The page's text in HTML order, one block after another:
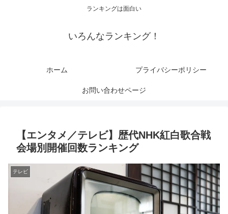
ランキングは面白い
いろんなランキング！
ホーム プライバシーポリシー
お問い合わせページ
【エンタメ／テレビ】歴代NHK紅白歌合戦
会場別開催回数ランキング
テレビ